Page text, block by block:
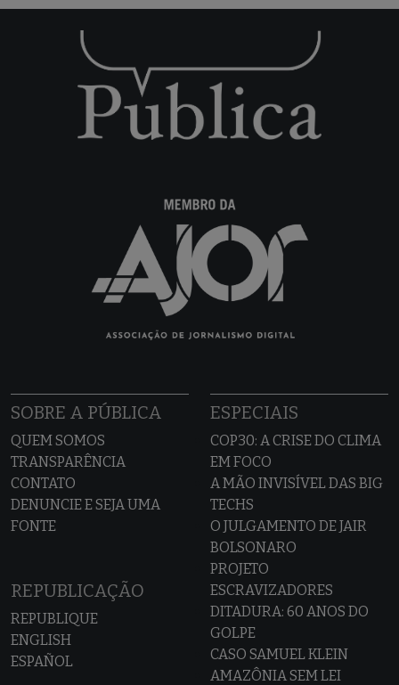
SOBRE A PÚBLICA
QUEM SOMOS
TRANSPARÊNCIA
CONTATO
DENUNCIE E SEJA UMA
FONTE
REPUBLICAÇÃO
REPUBLIQUE
ENGLISH
ESPAÑOL
ESPECIAIS
COP30: A CRISE DO CLIMA
EM FOCO
A MÃO INVISÍVEL DAS BIG
TECHS
O JULGAMENTO DE JAIR
BOLSONARO
PROJETO
ESCRAVIZADORES
DITADURA: 60 ANOS DO
GOLPE
CASO SAMUEL KLEIN
AMAZÔNIA SEM LEI